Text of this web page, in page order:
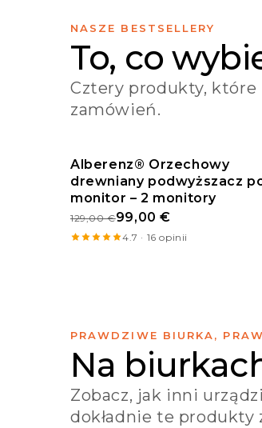
NASZE BESTSELLERY
To, co
Cztery produkty,
zamówień.
BESTSELLER
Alberenz® Orzechowy
drewniany podwyższacz
monitor – 2 monitory
129,00 €99,00 €
4.7 · 16 opinii
PRAWDZIWE BIURKA,
Na
Zobacz, jak inni
dokładnie te produkty